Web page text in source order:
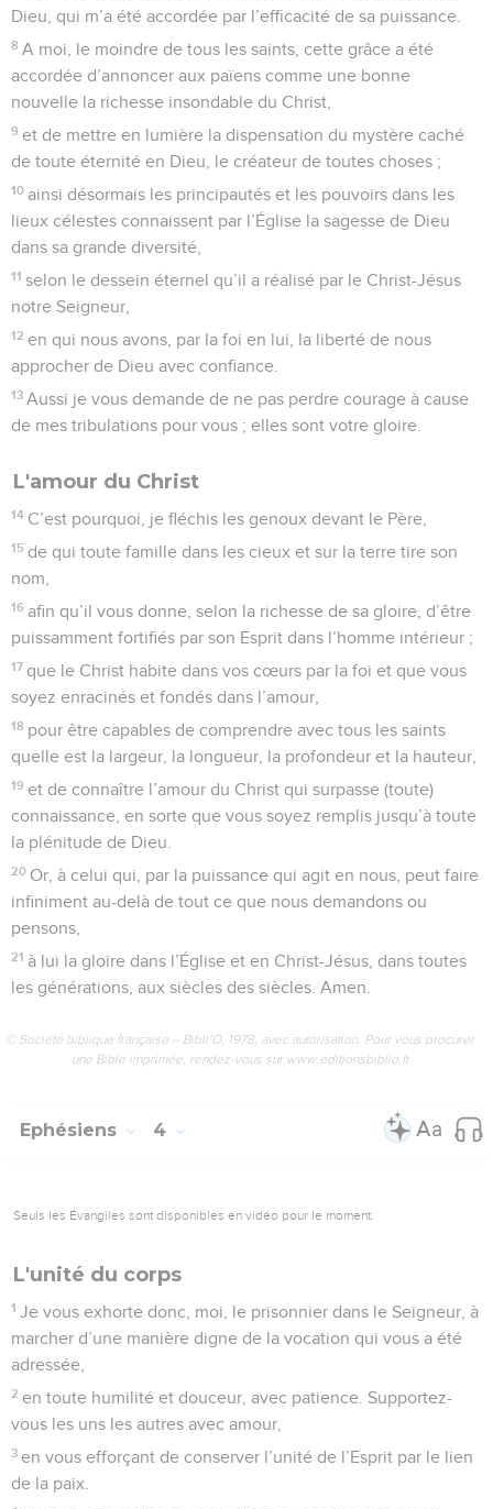
Dieu, qui m’a été accordée par l’efficacité de sa puissance.
8 A moi, le moindre de tous les saints, cette grâce a été
accordée d’annoncer aux païens comme une bonne
nouvelle la richesse insondable du Christ,
9 et de mettre en lumière la dispensation du mystère caché
de toute éternité en Dieu, le créateur de toutes choses ;
10 ainsi désormais les principautés et les pouvoirs dans les
lieux célestes connaissent par l’Église la sagesse de Dieu
dans sa grande diversité,
11 selon le dessein éternel qu’il a réalisé par le Christ-Jésus
notre Seigneur,
12 en qui nous avons, par la foi en lui, la liberté de nous
approcher de Dieu avec confiance.
13 Aussi je vous demande de ne pas perdre courage à cause
de mes tribulations pour vous ; elles sont votre gloire.
L'amour du Christ
14 C’est pourquoi, je fléchis les genoux devant le Père,
15 de qui toute famille dans les cieux et sur la terre tire son
nom,
16 afin qu’il vous donne, selon la richesse de sa gloire, d’être
puissamment fortifiés par son Esprit dans l’homme intérieur ;
17 que le Christ habite dans vos cœurs par la foi et que vous
soyez enracinés et fondés dans l’amour,
18 pour être capables de comprendre avec tous les saints
quelle est la largeur, la longueur, la profondeur et la hauteur,
19 et de connaître l’amour du Christ qui surpasse (toute)
connaissance, en sorte que vous soyez remplis jusqu’à toute
la plénitude de Dieu.
20 Or, à celui qui, par la puissance qui agit en nous, peut faire
infiniment au-delà de tout ce que nous demandons ou
pensons,
21 à lui la gloire dans l’Église et en Christ-Jésus, dans toutes
les générations, aux siècles des siècles. Amen.
© Société biblique française – Bibli’O, 1978, avec autorisation. Pour vous procurer
une Bible imprimée, rendez-vous sur www.editionsbiblio.fr
Ephésiens 4
Seuls les Évangiles sont disponibles en vidéo pour le moment.
L'unité du corps
1 Je vous exhorte donc, moi, le prisonnier dans le Seigneur, à
marcher d’une manière digne de la vocation qui vous a été
adressée,
2 en toute humilité et douceur, avec patience. Supportez-
vous les uns les autres avec amour,
3 en vous efforçant de conserver l’unité de l’Esprit par le lien
de la paix.